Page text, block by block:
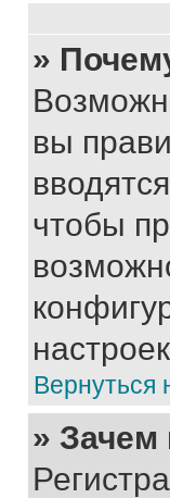
»
вы
чтобы
Вернуться
» Зачем